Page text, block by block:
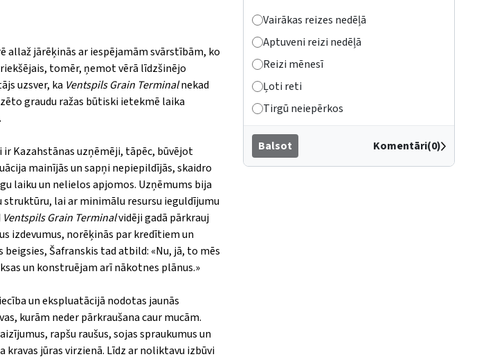
allaž jārēķinās ar iespējamām svārstībām, ko
tomēr, ņemot vērā līdzšinējo
uzsver, ka Ventspils Grain Terminalnekad
graudu ražas būtiski ietekmē laika
ir Kazahstānas uzņēmēji, tāpēc, būvējot
mainījās un sapņi nepiepildījās, skaidro
laiku un nelielos apjomos. Uzņēmums bija
lai ar minimālu resursu ieguldījumu
Ventspils Grain Terminalvidēji gadā pārkrauj
izdevumus, norēķinās par kredītiem un
Šafranskis tad atbild: «Nu, jā, to mēs
un konstruējam arī nākotnes plānus.»
un ekspluatācijā nodotas jaunās
kurām neder pārkraušana caur mucām.
rapšu raušus, sojas spraukumus un
jūras virzienā. Līdz ar noliktavu izbūvi
Vairākas reizes nedēļā
Aptuveni reizi nedēļā
Reizi mēnesī
Ļoti reti
Tirgū neiepērkos
Balsot Komentāri(0)